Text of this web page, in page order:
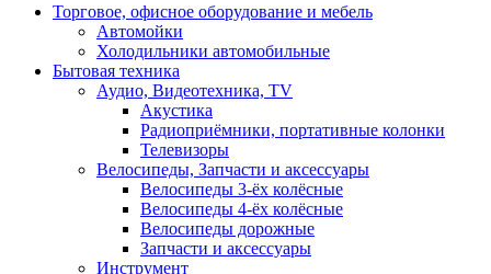
Торговое, офисное оборудование и мебель
Автомойки
Холодильники автомобильные
Бытовая техника
Аудио, Видеотехника, TV
Акустика
Радиоприёмники, портативные колонки
Телевизоры
Велосипеды, Запчасти и аксессуары
Велосипеды 3-ёх колёсные
Велосипеды 4-ёх колёсные
Велосипеды дорожные
Запчасти и аксессуары
Инструмент